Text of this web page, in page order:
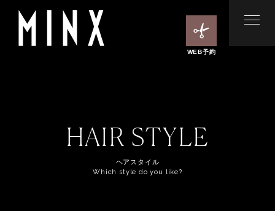
WEB予約
HAIR STYLE
ヘアスタイル
Which style do you like?